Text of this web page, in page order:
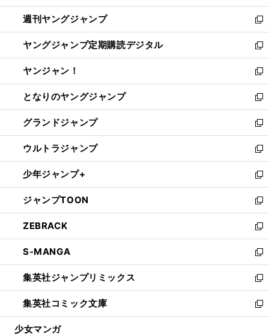
開
く
ウ
で
開
く
ン
ド
ウ
で
開
く
ウ
ィ
ン
ド
ウ
で
開
く
週刊ヤングジャンプ
新
し
い
ウ
ィ
ン
ド
ウ
で
開
く
ヤングジャンプ定期購読デジタル
新
し
い
ウ
ィ
ン
ド
ウ
で
開
く
ヤンジャン！
新
し
い
ウ
ィ
ン
ド
ウ
で
開
く
となりのヤングジャンプ
新
し
い
ウ
ィ
ン
ド
ウ
で
開
く
グランドジャンプ
新
し
い
ウ
ィ
ン
ド
ウ
で
開
く
ウルトラジャンプ
新
し
い
ウ
ィ
ン
ド
ウ
で
開
く
少年ジャンプ+
新
し
い
ウ
ィ
ン
ド
ウ
で
開
く
ジャンプTOON
新
し
い
ウ
ィ
ン
ド
ウ
で
開
ZEBRACK
新
し
い
ウ
ィ
ン
ド
ウ
S-MANGA
新
し
い
ウ
ィ
ン
集英社ジャンプリミックス
新
し
い
ウ
集英社コミック文庫
新
し
少女マンガ